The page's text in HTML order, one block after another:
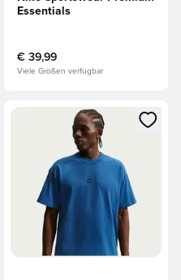
Essentials
€ 39,99
Viele Größen verfügbar
oder Registrieren als
Öffnet ein Fenster zum